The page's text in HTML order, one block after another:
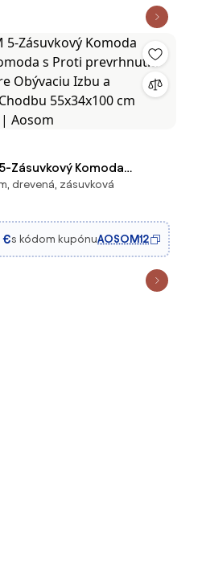
Zásuvkový Komoda
s Proti prevrhnutiu
Obývaciu Izbu a
55x34x100 cm
| Aosom
drevená, zásuvková
€s kódom kupónuAOSOM12